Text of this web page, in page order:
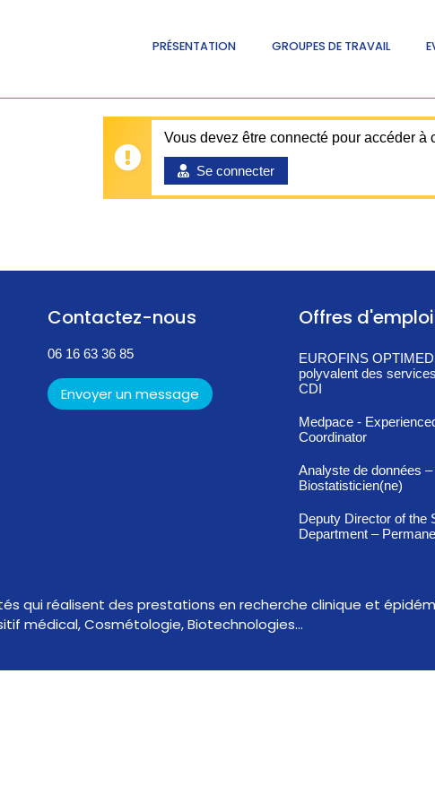
PRÉSENTATION GROUPES DE TRAVAIL
Vous devez être connecté pour accéder à
Se connecter
Contactez-nous
06 16 63 36 85
Envoyer un message
Offres d'emploi
EUROFINS
polyvalent des
CDI
Medpace -
Coordinator
Analyste de données –
Biostatisticien(ne)
Deputy Director of the
Department –
qui réalisent des prestations en recherche clinique et
médical, Cosmétologie, Biotechnologies…